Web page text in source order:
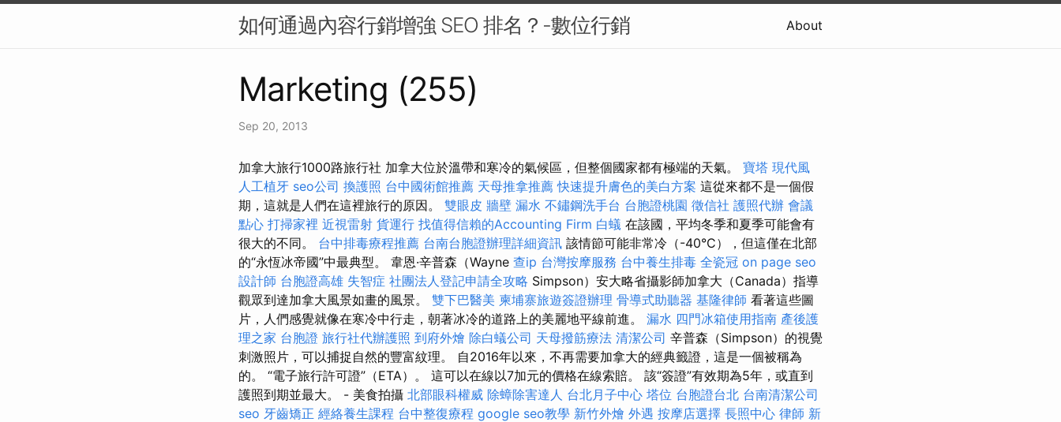
如何通過內容行銷增強 SEO 排名？-數位行銷 About
Marketing (255)
Sep 20, 2013
加拿大旅行1000路旅行社 加拿大位於溫帶和寒冷的氣候區，但整個國家都有極端的天氣。 寶塔 現代風
人工植牙 seo公司 換護照 台中國術館推薦 天母推拿推薦 快速提升膚色的美白方案 這從來都不是一個假
期，這就是人們在這裡旅行的原因。 雙眼皮 牆壁 漏水 不鏽鋼洗手台 台胞證桃園 徵信社 護照代辦 會議
點心 打掃家裡 近視雷射 貨運行 找值得信賴的Accounting Firm 白蟻 在該國，平均冬季和夏季可能會有
很大的不同。 台中排毒療程推薦 台南台胞證辦理詳細資訊 該情節可能非常冷（-40°C），但這僅在北部
的“永恆冰帝國”中最典型。 韋恩·辛普森（Wayne 查ip 台灣按摩服務 台中養生排毒 全瓷冠 on page seo
設計師 台胞證高雄 失智症 社團法人登記申請全攻略 Simpson）安大略省攝影師加拿大（Canada）指導
觀眾到達加拿大風景如畫的風景。 雙下巴醫美 柬埔寨旅遊簽證辦理 骨導式助聽器 基隆律師 看著這些圖
片，人們感覺就像在寒冷中行走，朝著冰冷的道路上的美麗地平線前進。 漏水 四門冰箱使用指南 產後護
理之家 台胞證 旅行社代辦護照 到府外燴 除白蟻公司 天母撥筋療法 清潔公司 辛普森（Simpson）的視覺
刺激照片，可以捕捉自然的豐富紋理。 自2016年以來，不再需要加拿大的經典籤證，這是一個被稱為
的。 “電子旅行許可證”（ETA）。 這可以在線以7加元的價格在線索賠。 該“簽證”有效期為5年，或直到
護照到期並最大。 - 美食拍攝 北部眼科權威 除蟑除害達人 台北月子中心 塔位 台胞證台北 台南清潔公司
seo 牙齒矯正 經絡養生課程 台中整復療程 google seo教學 新竹外燴 外遇 按摩店選擇 長照中心 律師 新